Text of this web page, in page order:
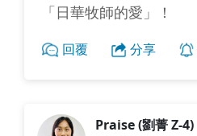
「日華牧師的愛」！
回覆 分享
Praise (劉菁 Z-4)